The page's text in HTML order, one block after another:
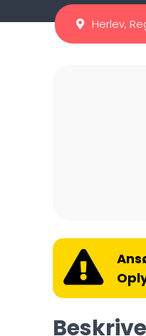
Herlev,